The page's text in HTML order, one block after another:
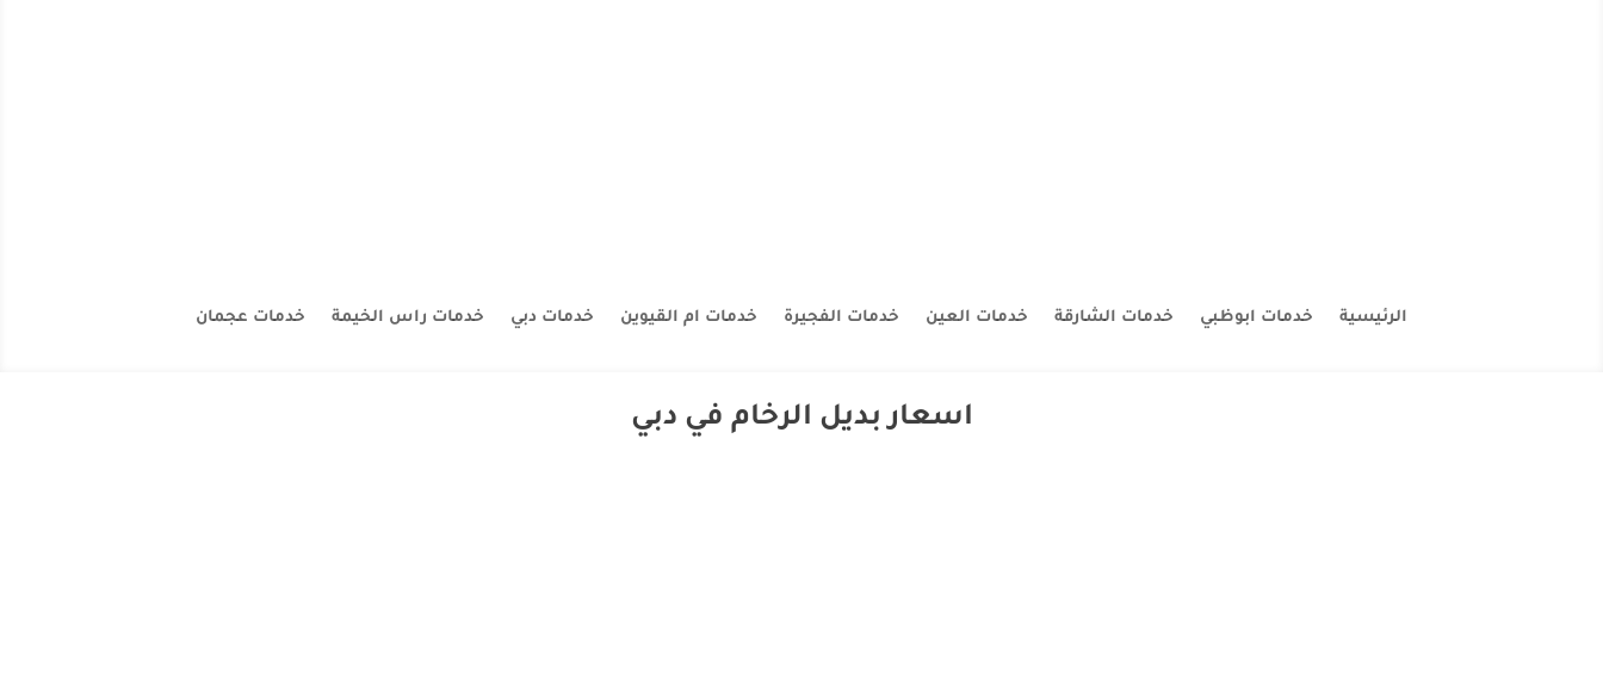
الرئيسية خدمات ابوظبي خدمات الشارقة خدمات العين خدمات الفجيرة خدمات ام القيوين خدمات دبي خدمات راس الخيمة خدمات عجمان
اسعار بديل الرخام في دبي